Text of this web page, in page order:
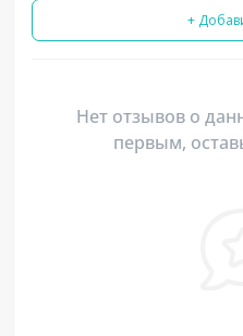
+
Нет отзывов о
первым,